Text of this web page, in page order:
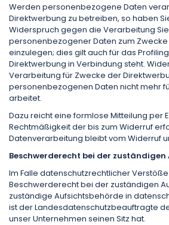
Werden personenbezogene Daten
Direktwerbung zu betreiben, so haben
Widerspruch gegen die Verarbeitung
personenbezogener Daten zum
einzulegen; dies gilt auch für das
Direktwerbung in Verbindung steht.
Verarbeitung für Zwecke der
personenbezogenen Daten nicht mehr
arbeitet.
Dazu reicht eine formlose Mitteilung per
Rechtmäßigkeit der bis zum Widerruf
Datenverarbeitung bleibt vom Widerruf
Beschwerderecht bei der
Im Falle datenschutzrechtlicher
Beschwerderecht bei der zuständigen
zuständige Aufsichtsbehörde in
ist der Landesdatenschutzbeauftragte
unser Unternehmen seinen Sitz hat.